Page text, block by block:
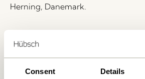
Consent Details
Herning, Danemark.
Retour 30 jours
Livraison gratuite à partir de499 DKK*